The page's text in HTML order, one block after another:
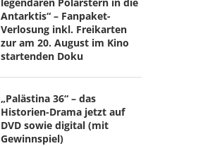
Antarktis“ – Fanpaket-
Verlosung inkl. Freikarten
zur am 20. August im Kino
startenden Doku
„Palästina 36“ – das
Historien-Drama jetzt auf
DVD sowie digital (mit
Gewinnspiel)